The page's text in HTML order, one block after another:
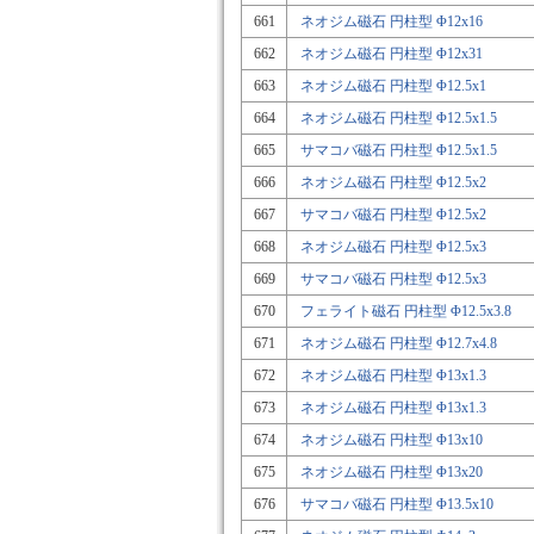
661
ネオジム磁石 円柱型 Φ12x16
662
ネオジム磁石 円柱型 Φ12x31
663
ネオジム磁石 円柱型 Φ12.5x1
664
ネオジム磁石 円柱型 Φ12.5x1.5
665
サマコバ磁石 円柱型 Φ12.5x1.5
666
ネオジム磁石 円柱型 Φ12.5x2
667
サマコバ磁石 円柱型 Φ12.5x2
668
ネオジム磁石 円柱型 Φ12.5x3
669
サマコバ磁石 円柱型 Φ12.5x3
670
フェライト磁石 円柱型 Φ12.5x3.8
671
ネオジム磁石 円柱型 Φ12.7x4.8
672
ネオジム磁石 円柱型 Φ13x1.3
673
ネオジム磁石 円柱型 Φ13x1.3
674
ネオジム磁石 円柱型 Φ13x10
675
ネオジム磁石 円柱型 Φ13x20
676
サマコバ磁石 円柱型 Φ13.5x10